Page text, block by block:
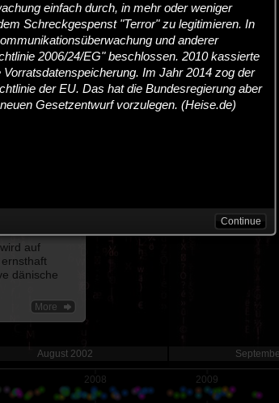
August 2002
auf
dänische
More
2008 2009
einfach durch, in mehr oder weniger
Schreckgespenst "Terror" zu legitimieren. In
und anderer
2006/24/EG" beschlossen. 2010 kassierte
Im Jahr 2014 zog der
der EU. Das hat die Bundesregierung aber
Gesetzentwurf vorzulegen. (Heise.de)
Continue